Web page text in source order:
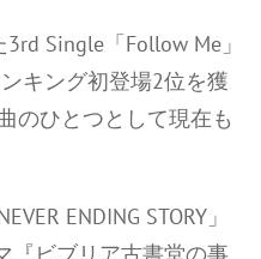
Single「Follow Me」
キング初登場2位を獲
のひとつとして現在も
ENDING STORY」